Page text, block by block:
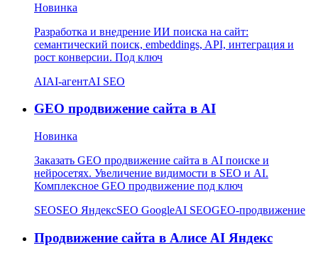
Новинка
Разработка и внедрение ИИ поиска на сайт:
семантический поиск, embeddings, API, интеграция и
рост конверсии. Под ключ
AIAI-агентAI SEO
GEO продвижение сайта в AI
Новинка
Заказать GEO продвижение сайта в AI поиске и
нейросетях. Увеличение видимости в SEO и AI.
Комплексное GEO продвижение под ключ
SEOSEO ЯндексSEO GoogleAI SEOGEO-продвижение
Продвижение сайта в Алисе AI Яндекс